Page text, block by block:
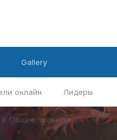
онлайн Лидеры
Gallery
Общие правила